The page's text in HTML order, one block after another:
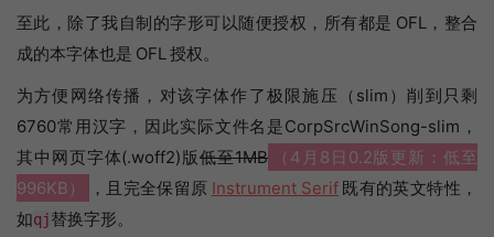
至此，除了我自制的字形可以随便授权，所有都是 OFL，整合
成的本字体也是 OFL 授权。
为方便网络传播，对该字体作了极限施压（slim）削到只剩
6760常用汉字，因此实际文件名是CorpSrcWinSong-slim，
其中网页字体(.woff2)版低至1MB
（4月8日0.2版更新：低至
996KB）
，且完全保留原 Instrument Serif既有的英文特性，
如qj替换字形。